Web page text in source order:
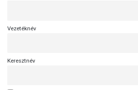
Vezetéknév
Keresztnév